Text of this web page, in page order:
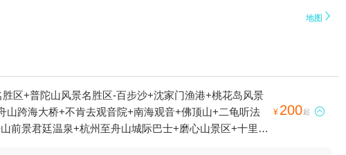
地图 
区+普陀山风景名胜区-百步沙+沈家门渔港+桃花岛风景
跨海大桥+不肯去观音院+南海观音+佛顶山+二龟听法
前景君廷温泉+杭州至舟山城际巴士+磨心山景区+十里金
¥ 200起 